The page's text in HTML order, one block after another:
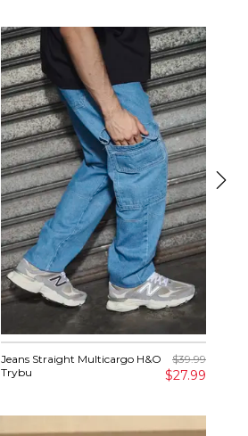
Jeans Straight Multicargo H&O
Trybu
$39.99
$27.99